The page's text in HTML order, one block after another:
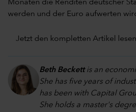
Monaten die Renditen deutscher
werden und der Euro aufwerten
Jetzt den kompletten Artikel lesen
Beth Beckettis an
She has five years of
has been with Capital
She holds a master's